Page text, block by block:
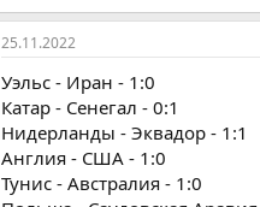
25.11.2022
Уэльс - Иран - 1:0
Катар - Сенегал - 0:1
Нидерланды - Эквадор - 1:1
Англия - США - 1:0
Тунис - Австралия - 1:0